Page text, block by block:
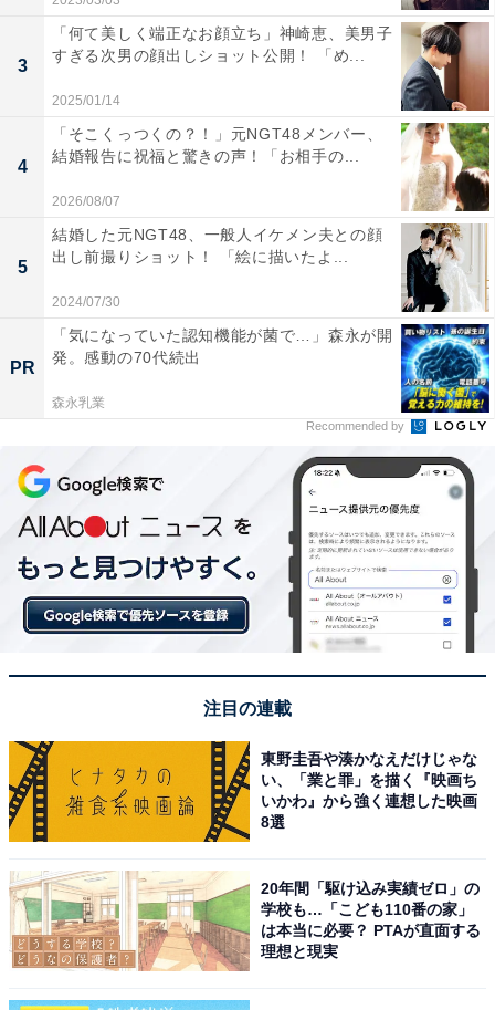
3
「何て美しく端正なお顔立ち」神崎恵、美男子
すぎる次男の顔出しショット公開！ 「め...
2025/01/14
4
「そこくっつくの？！」元NGT48メンバー、
結婚報告に祝福と驚きの声！「お相手の...
2026/08/07
5
結婚した元NGT48、一般人イケメン夫との顔
出し前撮りショット！ 「絵に描いたよ...
2024/07/30
PR
「気になっていた認知機能が菌で…」森永が開
発。感動の70代続出
森永乳業
Recommended by
注目の連載
東野圭吾や湊かなえだけじゃな
い、「業と罪」を描く『映画ち
いかわ』から強く連想した映画
8選
20年間「駆け込み実績ゼロ」の
学校も…「こども110番の家」
は本当に必要？ PTAが直面する
理想と現実